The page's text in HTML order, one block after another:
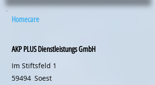
Homecare
AKP PLUS Dienstleistungs GmbH
Im Stiftsfeld 1
59494 Soest